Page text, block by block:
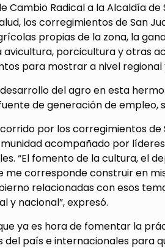
Cambio Radical a la Alcaldía
los corregimientos de San
propias de la zona, la
avicultura, porcicultura y otras
para mostrar a nivel regional
del agro en esta
de generación de empleo,
por los corregimientos de
acompañado por
“El fomento de la cultura, el
me corresponde construir en
relacionadas con esos
y nacional”, expresó.
ya es hora de fomentar la
del país e internacionales para